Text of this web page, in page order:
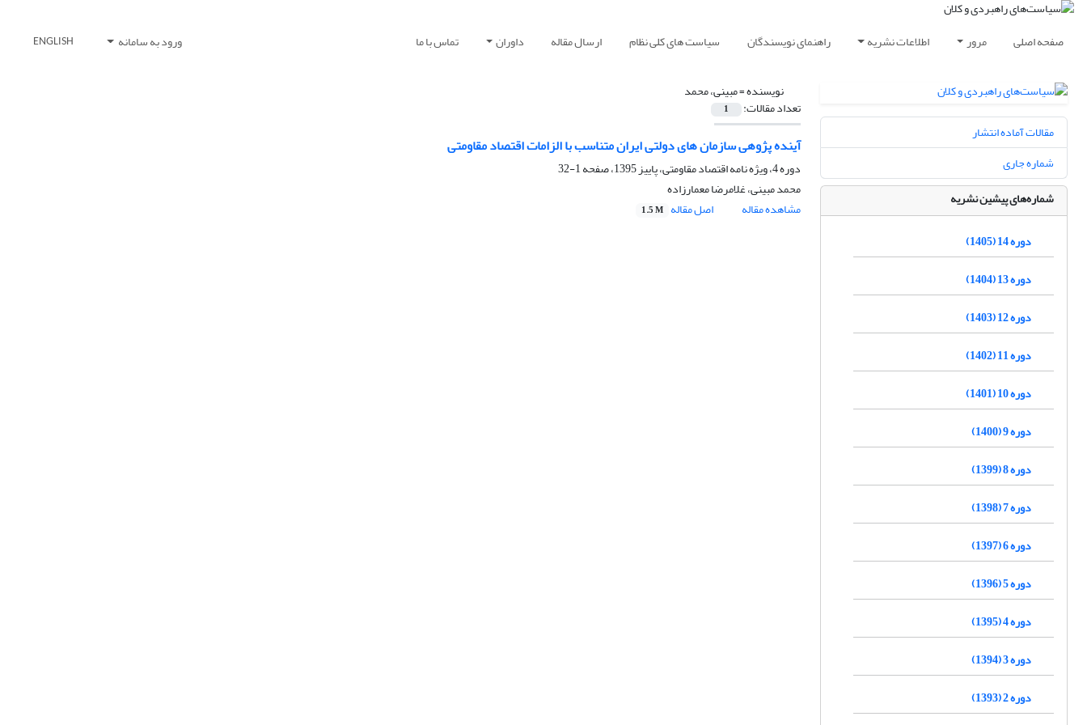
صفحه اصلی مرور اطلاعات نشریه راهنمای نویسندگان سیاست های کلی نظام ارسال مقاله داوران تماس با ما ورود به سامانه ENGLISH
نویسنده =مبینی، محمد
تعداد مقالات: 1
آینده پژوهی سازمان های دولتی ایران متناسب با الزامات اقتصاد مقاومتی
دوره 4، ویژه نامه اقتصاد مقاومتی، پاییز 1395، صفحه
1-32
محمد مبینی، غلامرضا معمارزاده
مشاهده مقاله
اصل مقاله 1.5 M
مقالات آماده انتشار
شماره جاری
شماره‌های پیشین نشریه
دوره 14 (1405)
دوره 13 (1404)
دوره 12 (1403)
دوره 11 (1402)
دوره 10 (1401)
دوره 9 (1400)
دوره 8 (1399)
دوره 7 (1398)
دوره 6 (1397)
دوره 5 (1396)
دوره 4 (1395)
دوره 3 (1394)
دوره 2 (1393)